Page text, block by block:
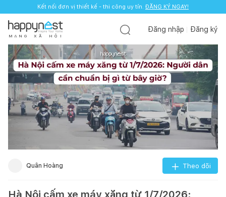
Kết nối đơn vị thiết kế - thi công uy tín. ĐĂNG KÝ NGAY!
M Ạ N G X Ã H Ộ I
Đăng nhập Đăng ký
Quân Hoàng Theo dõi
Hà Nội cấm xe máy xăng từ 1/7/2026: